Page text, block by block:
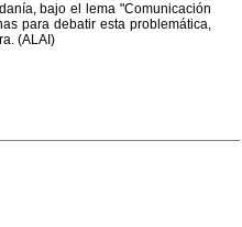
bajo el lema "Comunicación
para debatir esta problemática,
(ALAI)